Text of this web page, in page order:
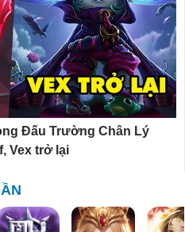
Đấu Trường Chân Lý
Vex trở lại